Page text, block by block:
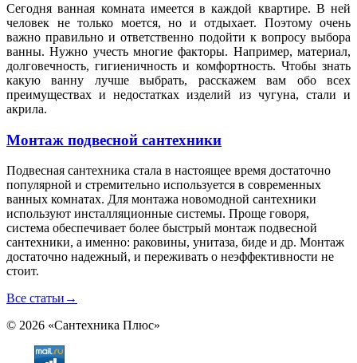
Сегодня ванная комната имеется в каждой квартире. В ней
человек не только моется, но и отдыхает. Поэтому очень
важно правильно и ответственно подойти к вопросу выбора
ванны. Нужно учесть многие факторы. Например, материал,
долговечность, гигиеничность и комфортность. Чтобы знать
какую ванну лучше выбрать, расскажем вам обо всех
преимуществах и недостатках изделий из чугуна, стали и
акрила.
Монтаж подвесной сантехники
Подвесная сантехника стала в настоящее время достаточно
популярной и стремительно используется в современных
ванных комнатах. Для монтажа новомодной сантехники
используют инсталляционные системы. Проще говоря,
система обеспечивает более быстрый монтаж подвесной
сантехники, а именно: раковины, унитаза, биде и др. Монтаж
достаточно надежный, и переживать о неэффективности не
стоит.
Все статьи →
© 2026 «Сантехника Плюс»